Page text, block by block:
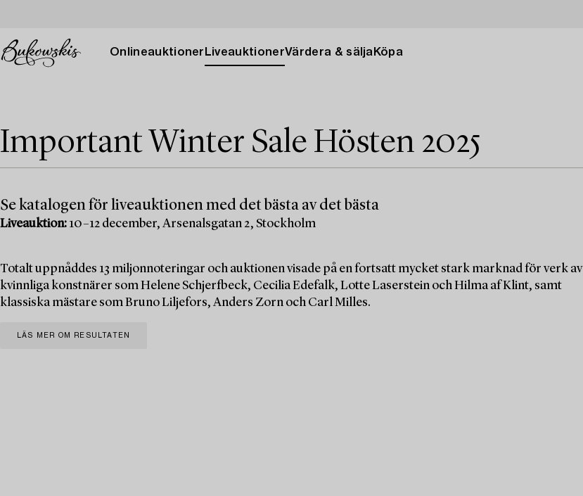
Onlineauktioner LiveauktionerVärdera & sälja Köpa
Important Winter Sale Hösten 2025
Se katalogen för liveauktionen med det bästa av det bästa
Liveauktion: 10–12 december, Arsenalsgatan 2, Stockholm
Totalt uppnåddes 13 miljonnoteringar och auktionen visade på en fortsatt mycket stark marknad för verk av
kvinnliga konstnärer som Helene Schjerfbeck, Cecilia Edefalk, Lotte Laserstein och Hilma af Klint, samt
klassiska mästare som Bruno Liljefors, Anders Zorn och Carl Milles.
LÄS MER OM RESULTATEN